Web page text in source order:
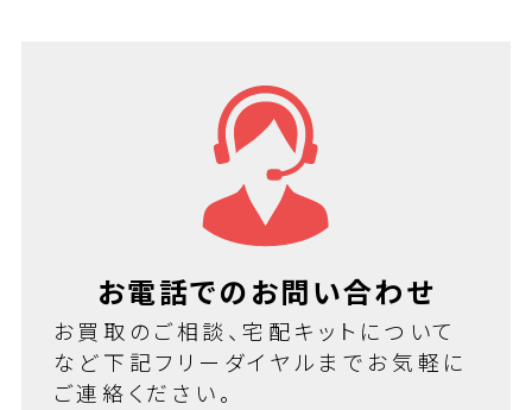
お電話でのお問い合わせ
お買取のご相談、宅配キットについて
など下記フリーダイヤルまでお気軽に
ご連絡ください。